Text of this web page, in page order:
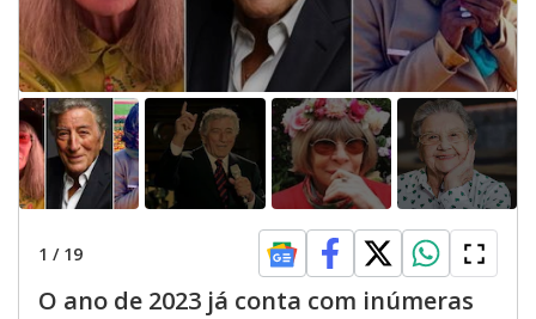
1 / 19
O ano de 2023 já conta com inúmeras